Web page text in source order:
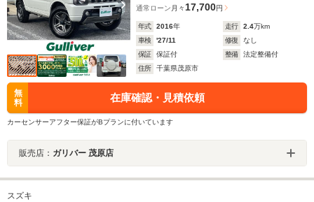
通常ローン 月々 17,700円
年式 2016年 走行 2.4万km
車検
'27/11 修復
なし
保証
保証付 整備
法定整備付
住所
千葉県茂原市
無
料
在庫確認・見積依頼
カーセンサーアフター保証がBプランに付いています
販売店： ガリバー 茂原店
スズキ